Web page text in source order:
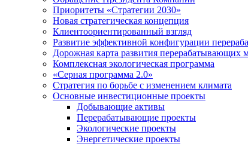
Приоритеты «Стратегии 2030»
Новая стратегическая концепция
Клиентоориентированный взгляд
Развитие эффективной конфигурации
Дорожная карта развития перерабатывающих
Комплексная экологическая программа
«Серная программа 2.0»
Стратегия по борьбе с изменением климата
Основные инвестиционные проекты
Добывающие активы
Перерабатывающие проекты
Экологические проекты
Энергетические проекты